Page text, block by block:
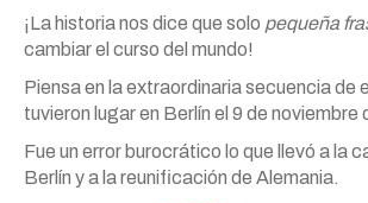
¡La historia nos dice que solo pequeña
cambiar el curso del mundo!
Piensa en la extraordinaria secuencia de
tuvieron lugar en Berlín el 9 de
Fue un error burocrático lo que llevó a la
Berlín y a la reunificación de Alemania.